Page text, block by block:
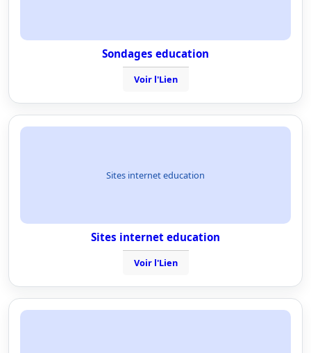
Sondages education
Voir l'Lien
Sites internet education
Sites internet education
Voir l'Lien